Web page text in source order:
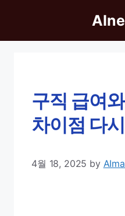
content
구직 급여
차이점 다
4월 18, 2025 by